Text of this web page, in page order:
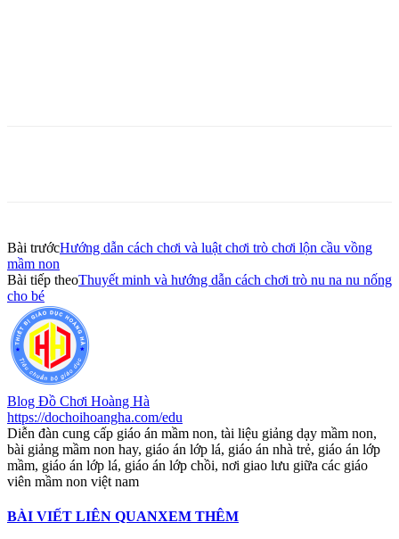
Bài trướcHướng dẫn cách chơi và luật chơi trò chơi lộn cầu vồng
mầm non
Bài tiếp theoThuyết minh và hướng dẫn cách chơi trò nu na nu nống
cho bé
Blog Đồ Chơi Hoàng Hà
https://dochoihoangha.com/edu
Diễn đàn cung cấp giáo án mầm non, tài liệu giảng dạy mầm non,
bài giảng mầm non hay, giáo án lớp lá, giáo án nhà trẻ, giáo án lớp
mầm, giáo án lớp lá, giáo án lớp chồi, nơi giao lưu giữa các giáo
viên mầm non việt nam
BÀI VIẾT LIÊN QUANXEM THÊM